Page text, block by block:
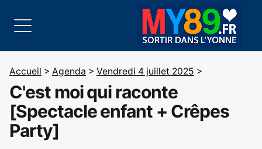
Accueil > Agenda > Vendredi 4 juillet 2025 >
C'est moi qui raconte
[Spectacle enfant + Crêpes
Party]